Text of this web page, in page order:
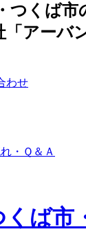
つくば
アーバン
わせ